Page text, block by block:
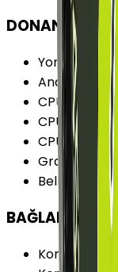
DONANIM
Yonga Seti
Ana İşlemci
CPU Frekansı
CPU Üretim
CPU Çekirdeği
Grafik
Bellek (RAM)
BAĞLANTILAR
Konum Bilgisi